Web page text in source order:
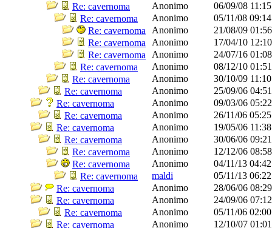
Re: cavernoma
Anonimo 06/09/08
Re: cavernoma
Anonimo 05/11/08
Re: cavernoma
Anonimo 21/08/09
Re: cavernoma
Anonimo 17/04/10
Re: cavernoma
Anonimo 24/07/16
Re: cavernoma
Anonimo 08/12/10
Re: cavernoma
Anonimo 30/10/09
Re: cavernoma
Anonimo 25/09/06
Re: cavernoma
Anonimo 09/03/06
Re: cavernoma
Anonimo 26/11/06
Re: cavernoma
Anonimo 19/05/06
Re: cavernoma
Anonimo 30/06/06
Re: cavernoma
Anonimo 12/12/06
Re: cavernoma
Anonimo 04/11/13
Re: cavernoma
maldi 05/11/13
Re: cavernoma
Anonimo 28/06/06
Re: cavernoma
Anonimo 24/09/06
Re: cavernoma
Anonimo 05/11/06
Re: cavernoma
Anonimo 12/10/07